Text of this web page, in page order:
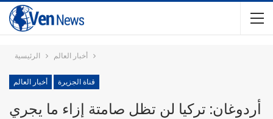
الرئيسية أخبار العالم
أخبار العالم قناة الجزيرة
أردوغان: تركيا لن تظل صامتة إزاء ما يجري